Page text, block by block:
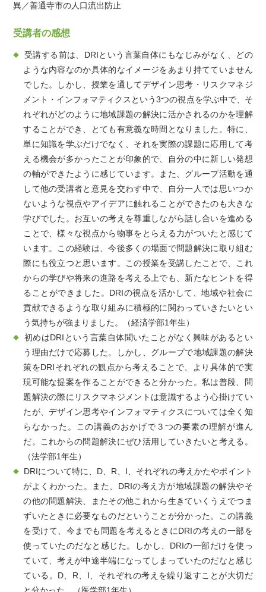
異／善通寺市の人口流出防止
受講者の感想
受講する前は、DRIという言葉自体にもなじみがなく、どの
ような内容なのか具体的なイメージをあまり持てていません
でした。しかし、授業を通してデザイン思考・リスクマネジ
メント・インフォマティクスという3つの視点を学ぶ中で、そ
れぞれがどのように地域課題の解決に活かされるのかを理解
することができ、とても有意義な時間となりました。特に、
単に知識を学ぶだけでなく、それを実際の課題に応用して考
える機会が多かったことが印象的で、自分の中に新しい発想
の軸ができたように感じています。また、グループ活動を通
して他の受講者と意見を交わす中で、自分一人では思いつか
ないような視点やアイデアに触れることができたのも大きな
学びでした。お互いの考えを尊重しながら話し合いを進める
ことで、様々な視点から物事をとらえる力がついたと感じて
います。この経験は、今後多くの場面で問題解決に取り組む
際にも役立つと思います。この授業を受講したことで、これ
からの学びや将来の進路を考える上でも、新たなヒントを得
ることができました。DRIの視点を活かして、地域や社会に
貢献できるような取り組みに積極的に関わっていきたいとい
う気持ちが強まりました。（経済学部1年生）
初めはDRIという言葉自体聞いたことがなく興味があるとい
う理由だけで応募した。しかし、グループで地域課題の解決
策をDRIそれぞれの観点から考えることで、より具体的で実
現可能な提案を作ることができると分かった。私は普段、問
題解決の際にリスクマネジメントは意識するよう心掛けてい
たが、デザイン思考やインフォマティクスについては全く知
らなかった。この講義のおかげで３つの要素の理解が進ん
だ。これからの問題解決にぜひ活用していきたいと考える。
（法学部1年生）
DRIについて特に、D、R、I、それぞれの考えかたやポイント
がよくわかった。また、DRIの考え方が地域課題の解決やそ
の他の問題解決、またその他これから生きていくうえでつま
ずいたときに必要なものだということが分かった。この講義
を受けて、今までも問題を考えるときにDRIの考えの一部を
使っていたのだなと感じた。しかし、DRIの一部だけを使っ
ていて、考えが中途半端になってしまっていたのだなと感じ
ている。D、R、I、それぞれの考えを繰り返すことが大切だ